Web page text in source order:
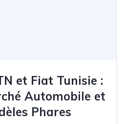
et Fiat Tunisie :
Automobile et
Phares